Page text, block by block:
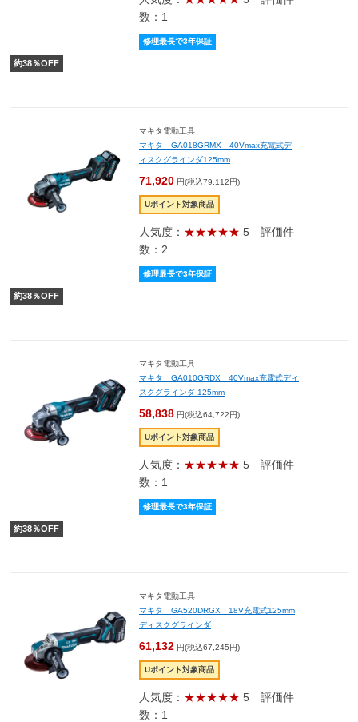
数：1
修理最長で3年保証
約38％OFF
マキタ電動工具
マキタ GA018GRMX 40Vmax充電式デ
ィスクグラインダ125mm
71,920 円(税込79,112円)
Uポイント対象商品
人気度： ★★★★★ 5 評価件
数：2
修理最長で3年保証
約38％OFF
マキタ電動工具
マキタ GA010GRDX 40Vmax充電式ディ
スクグラインダ 125mm
58,838 円(税込64,722円)
Uポイント対象商品
人気度： ★★★★★ 5 評価件
数：1
修理最長で3年保証
約38％OFF
マキタ電動工具
マキタ GA520DRGX 18V充電式125mm
ディスクグラインダ
61,132 円(税込67,245円)
Uポイント対象商品
人気度： ★★★★★ 5 評価件
数：1